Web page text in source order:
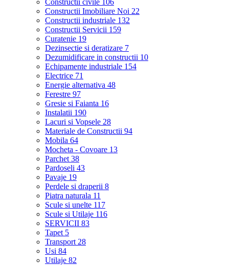
Constructii civile 106
Constructii Imobiliare Noi 22
Constructii industriale 132
Constructii Servicii 159
Curatenie 19
Dezinsectie si deratizare 7
Dezumidificare in constructii 10
Echipamente industriale 154
Electrice 71
Energie alternativa 48
Ferestre 97
Gresie si Faianta 16
Instalatii 190
Lacuri si Vopsele 28
Materiale de Constructii 94
Mobila 64
Mocheta - Covoare 13
Parchet 38
Pardoseli 43
Pavaje 19
Perdele si draperii 8
Piatra naturala 11
Scule si unelte 117
Scule si Utilaje 116
SERVICII 83
Tapet 5
Transport 28
Usi 84
Utilaje 82